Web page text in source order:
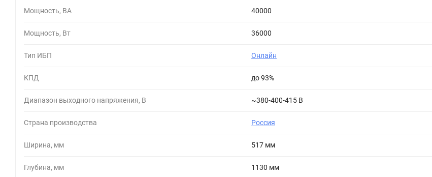
Мощность, ВА 40000
Мощность, Вт 36000
Тип ИБП Онлайн
КПД до 93%
Диапазон выходного напряжения, В ~380-400-415 В
Страна производства Россия
Ширина, мм 517 мм
Глубина, мм 1130 мм